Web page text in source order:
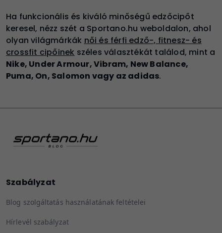
Ha funkcionális és kiváló minőségű edzőcipőt
keresel, nézz szét a Sportano.hu weboldalon, ahol
olyan világmárkák női és férfi edző-, fitnesz- és
crossfit cipőinek széles választékát találod, mint a
Nike, Under Armour, Vibram, New Balance,
Puma, On, Salomon vagy az adidas.
Szabályzat
Blog szolgáltatás használatának feltételei
Hírlevél szabályzat